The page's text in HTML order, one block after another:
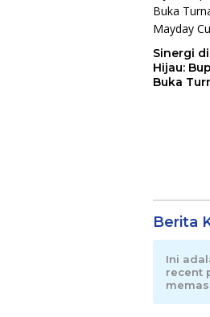
Sinergi
Hijau:
Buka
Berita
Ini
recent